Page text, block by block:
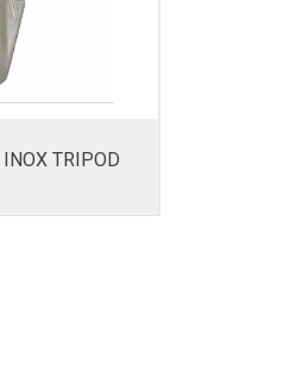
INOX TRIPOD